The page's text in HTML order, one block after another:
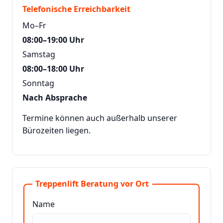
Telefonische Erreichbarkeit
Mo–Fr
08:00–19:00 Uhr
Samstag
08:00–18:00 Uhr
Sonntag
Nach Absprache
Termine können auch außerhalb unserer
Bürozeiten liegen.
Treppenlift Beratung vor Ort
Name